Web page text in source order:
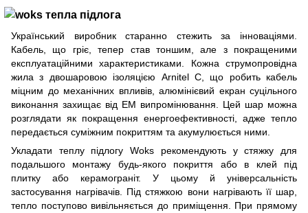
Український виробник старанно стежить за інноваціями.
Кабель, що гріє, тепер став тоншим, але з покращеними
експлуатаційними характеристиками. Кожна струмопровідна
жила з двошаровою ізоляцією Arnitel С, що робить кабель
міцним до механічних впливів, алюмінієвий екран суцільного
виконання захищає від ЕМ випромінювання. Цей шар можна
розглядати як покращення енергоефективності, адже тепло
передається суміжним покриттям та акумулюється ними.
Укладати теплу підлогу Woks рекомендують у стяжку для
подальшого монтажу будь-якого покриття або в клей під
плитку або керамограніт. У цьому й універсальність
застосування нагрівачів. Під стяжкою вони нагрівають її шар,
тепло поступово вивільняється до приміщення. При прямому